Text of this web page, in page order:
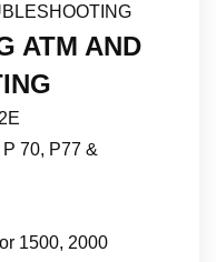
ATM AND
70, P77 &
1500, 2000